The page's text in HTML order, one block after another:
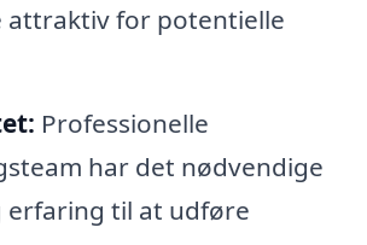
attraktiv for potentielle
Professionelle
har det nødvendige
erfaring til at udføre